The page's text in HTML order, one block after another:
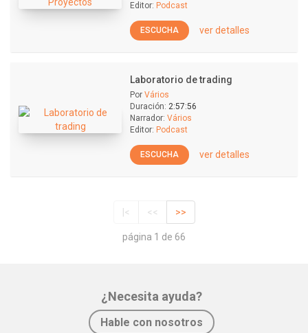
Editor: Podcast
ESCUCHA ver detalles
Laboratorio de trading
Por Vários
Duración: 2:57:56
Narrador: Vários
Editor: Podcast
ESCUCHA ver detalles
|< << >>
página 1 de 66
¿Necesita ayuda?
Hable con nosotros